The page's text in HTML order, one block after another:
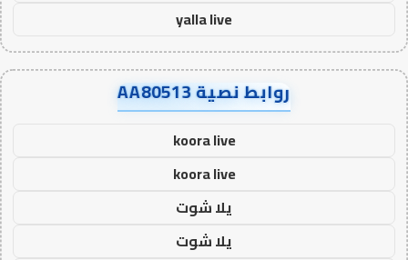
yalla live
روابط نصية AA80513
koora live
koora live
يلا شوت
يلا شوت